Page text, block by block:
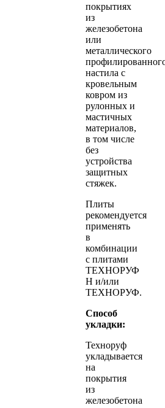
покрытиях
из
железобетона
или
металлического
настила с
кровельным
ковром из
рулонных и
мастичных
материалов,
в том числе
без
устройства
защитных
стяжек.
Плиты
рекомендуется
применять
в
комбинации
с плитами
ТЕХНОРУФ
Н и/или
ТЕХНОРУФ.
Способ
укладки:
Техноруф
укладывается
на
покрытия
из
железобетона